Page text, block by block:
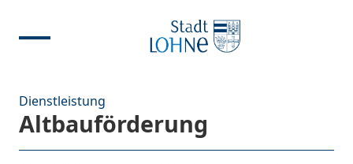
Dienstleistung
Altbauförderung